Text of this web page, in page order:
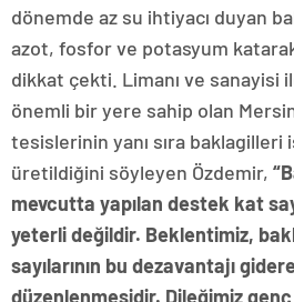
dönemde az su ihtiyacı duyan
azot, fosfor ve potasyum
dikkat çekti. Limanı ve sanayisi
önemli bir yere sahip olan
tesislerinin yanı sıra
üretildiğini söyleyen Özdemir,
mevcutta yapılan destek kat
yeterli değildir. Beklentimiz,
sayılarının bu dezavantajı
düzenlenmesidir. Dileğimiz